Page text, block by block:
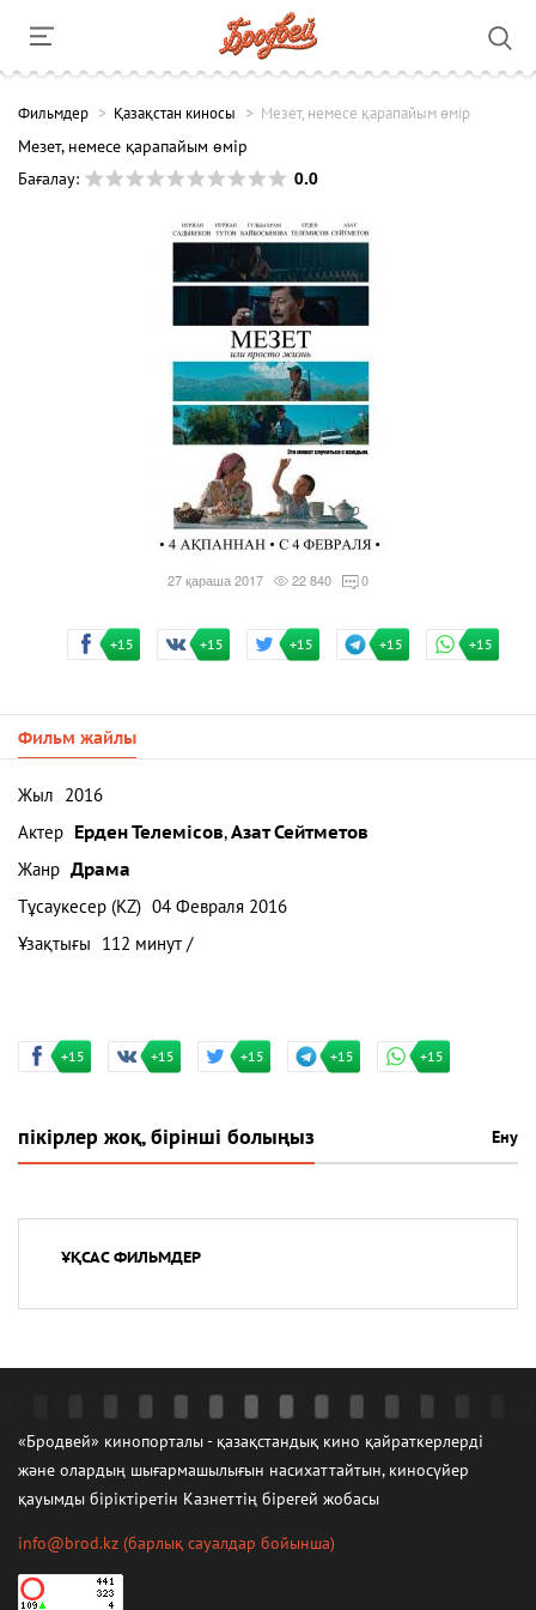
Фильмдер Қазақстан киносы Мезет, немесе қарапайым өмір
Мезет, немесе қарапайым өмір
Бағалау:
0.0
27 қараша 2017 22 840 0
+15 +15 +15 +15 +15
Фильм жайлы
Жыл
2016
Актер Ерден Телемісов,Азат Сейтметов
Жанр Драма
Тұсаукесер (KZ) 04 Февраля 2016
Ұзақтығы
112 минут /
+15 +15 +15 +15 +15
пікірлер жоқ, бірінші болыңыз Ену
ҰҚСАС ФИЛЬМДЕР
«Бродвей» кинопорталы - қазақстандық кино қайраткерлерді
және олардың шығармашылығын насихаттайтын, киносүйер
қауымды біріктіретін Казнеттің бірегей жобасы
info@brod.kz (барлық сауалдар бойынша)